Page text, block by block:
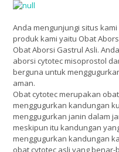
Anda mengunjungi situs
produk kami yaitu Obat
Obat Aborsi Gastrul Asli.
aborsi cytotec misoprostol
berguna untuk
aman.
Obat cytotec merupakan
menggugurkan kandungan
menggugurkan janin dalam
meskipun itu kandungan
menggugurkan kandungan
obat cytotec asli yang